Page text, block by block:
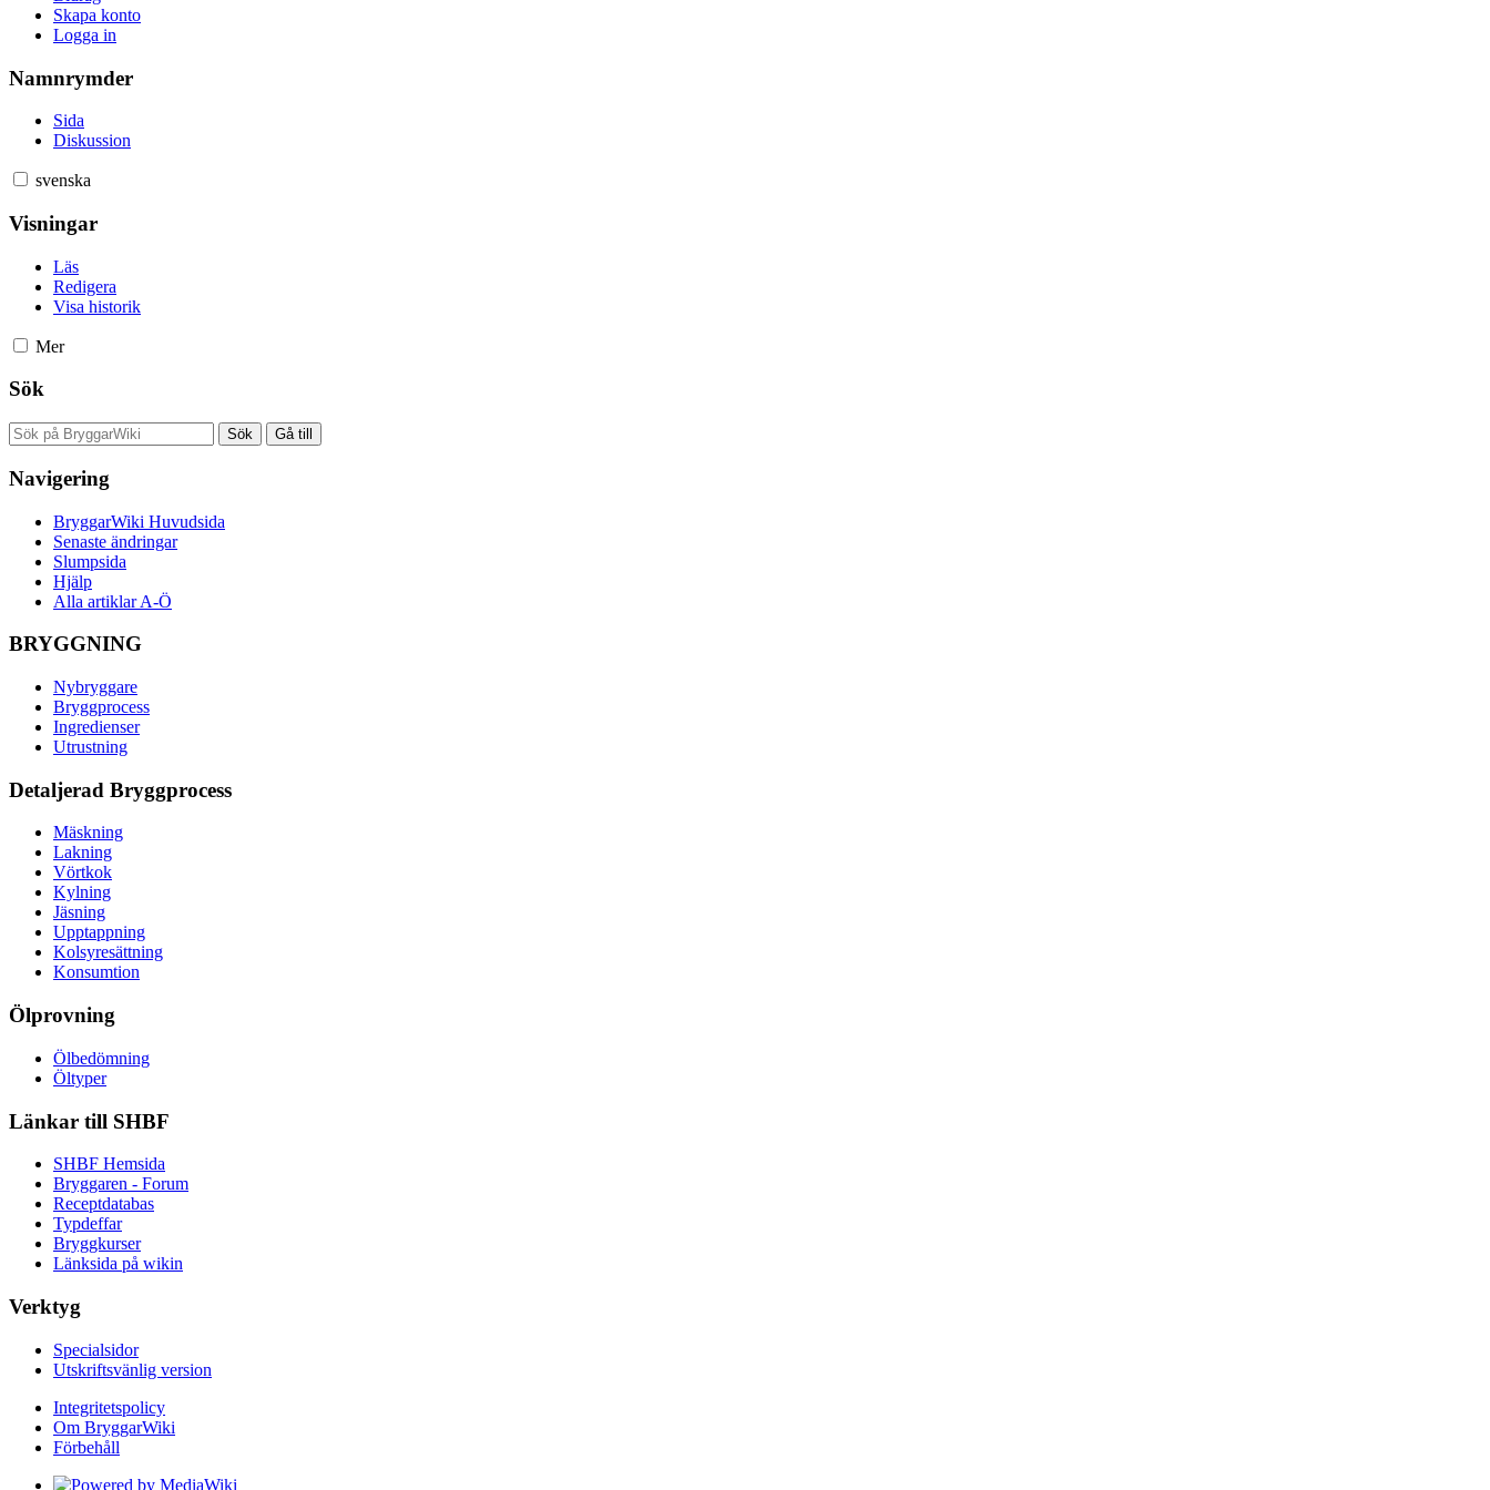
Skapa konto
Logga in
Namnrymder
Sida
Diskussion
svenska
Visningar
Läs
Redigera
Visa historik
Mer
Sök
Navigering
BryggarWiki Huvudsida
Senaste ändringar
Slumpsida
Hjälp
Alla artiklar A-Ö
BRYGGNING
Nybryggare
Bryggprocess
Ingredienser
Utrustning
Detaljerad Bryggprocess
Mäskning
Lakning
Vörtkok
Kylning
Jäsning
Upptappning
Kolsyresättning
Konsumtion
Ölprovning
Ölbedömning
Öltyper
Länkar till SHBF
SHBF Hemsida
Bryggaren - Forum
Receptdatabas
Typdeffar
Bryggkurser
Länksida på wikin
Verktyg
Specialsidor
Utskriftsvänlig version
Integritetspolicy
Om BryggarWiki
Förbehåll